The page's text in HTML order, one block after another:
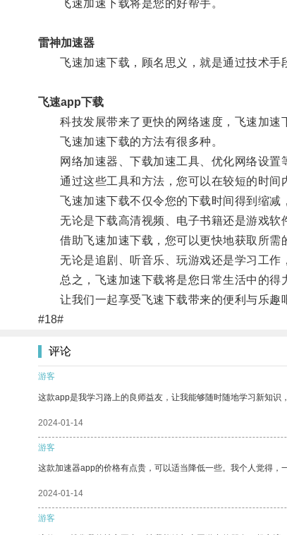
飞速加速下载将是您的好帮手。
雷神加速器
飞速加速下载，顾名思义，就是通过技术手
飞速app下载
科技发展带来了更快的网络速度，飞速加速
飞速加速下载的方法有很多种。
网络加速器、下载加速工具、优化网络设置
通过这些工具和方法，您可以在较短的时间
飞速加速下载不仅令您的下载时间得到缩减
无论是下载高清视频、电子书籍还是游戏软
借助飞速加速下载，您可以更快地获取所需
无论是追剧、听音乐、玩游戏还是学习工作
总之，飞速加速下载将是您日常生活中的得
让我们一起享受飞速下载带来的便利与乐趣
#18#
评论
游客
这款app是我学习路上的良师益友，让我能够随时随地学习新知识
2024-01-14
游客
这款加速器app的价格有点贵，可以适当降低一些。我个人觉得，
2024-01-14
游客